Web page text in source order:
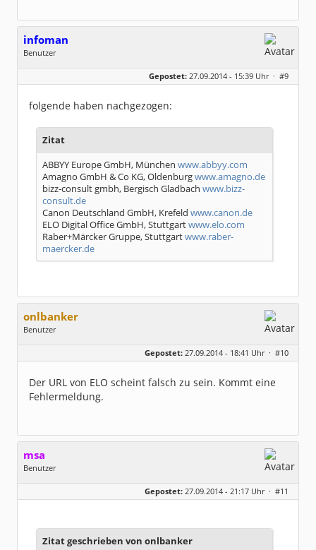
infoman
Benutzer
Geschlecht:
Dabei seit:
06 / 2008
Gepostet: 27.09.2014 - 15:39 Uhr · #9
folgende haben nachgezogen:
Zitat
ABBYY Europe GmbH, München www.abbyy.com
Amagno GmbH & Co KG, Oldenburgwww.amagno.de
bizz-consult gmbh, Bergisch Gladbach www.bizz-
consult.de
Canon Deutschland GmbH, Krefeld www.canon.de
ELO Digital Office GmbH, Stuttgartwww.elo.com
Raber+Märcker Gruppe, Stuttgartwww.raber-
maercker.de
onlbanker
Benutzer
Dabei seit:
05 / 2013
Gepostet: 27.09.2014 - 18:41 Uhr · #10
Der URL von ELO scheint falsch zu sein. Kommt eine
Fehlermeldung.
msa
Benutzer
Geschlecht:
Alter:
63
Gepostet: 27.09.2014 - 21:17 Uhr · #11
Zitat geschrieben von onlbanker